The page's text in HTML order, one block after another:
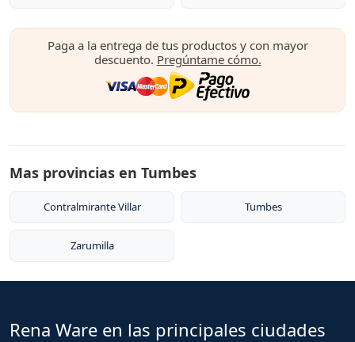
Paga a la entrega de tus productos y con mayor
descuento. Pregúntame cómo.
Mas provincias en Tumbes
Contralmirante Villar Tumbes
Zarumilla
Rena Ware en las principales ciudades